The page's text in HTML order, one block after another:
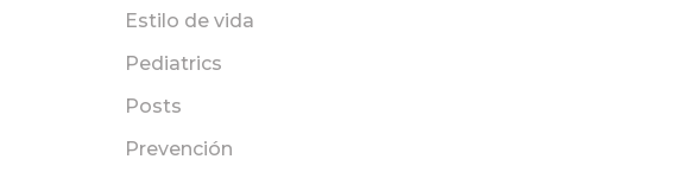
Estilo de vida
Pediatrics
Posts
Prevención